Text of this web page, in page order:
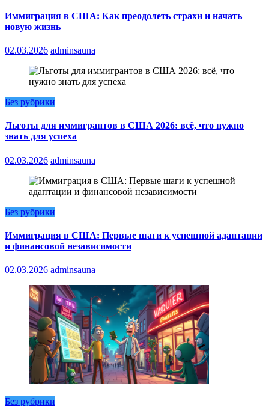
Иммиграция в США: Как преодолеть страхи и начать
новую жизнь
02.03.2026 adminsauna
Без рубрики
Льготы для иммигрантов в США 2026: всё, что нужно
знать для успеха
02.03.2026 adminsauna
Без рубрики
Иммиграция в США: Первые шаги к успешной адаптации
и финансовой независимости
02.03.2026 adminsauna
Без рубрики